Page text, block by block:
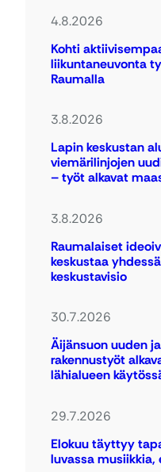
4.8.2026
Kohti
liikuntaneuvonta
Raumalla
3.8.2026
Lapin keskustan
viemärilinjojen
– työt alkavat
3.8.2026
Raumalaiset
keskustaa
keskustavisio
30.7.2026
Äijänsuon uuden
rakennustyöt
lähialueen
29.7.2026
Elokuu täyttyy
luvassa musiikkia,